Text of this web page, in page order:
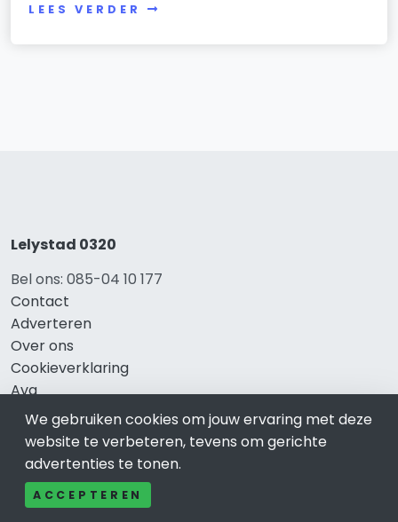
LEES VERDER
Lelystad 0320
Bel ons: 085-04 10 177
Contact
Adverteren
Over ons
Cookieverklaring
Avg
Privacy
Direct naar
We gebruiken cookies om jouw ervaring met deze
website te verbeteren, tevens om gerichte
advertenties te tonen.
ACCEPTEREN